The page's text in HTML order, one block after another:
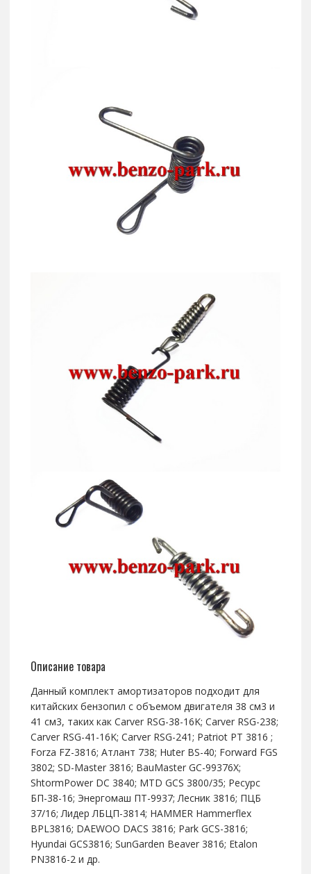
Описание товара
Данный комплект амортизаторов подходит для
китайских бензопил с объемом двигателя 38 см3 и
41 см3, таких как Carver RSG-38-16K; Carver RSG-238;
Carver RSG-41-16K; Carver RSG-241; Patriot РТ 3816 ;
Forza FZ-3816; Атлант 738; Huter BS-40; Forward FGS
3802; SD-Master 3816; BauMaster GC-99376X;
ShtormPower DC 3840; MTD GCS 3800/35; Ресурс
БП-38-16; Энергомаш ПТ-9937; Лесник 3816; ПЦБ
37/16; Лидер ЛБЦП-3814; HAMMER Hammerflex
BPL3816; DAEWOO DACS 3816; Park GCS-3816;
Hyundai GCS3816; SunGarden Beaver 3816; Etalon
PN3816-2 и др.